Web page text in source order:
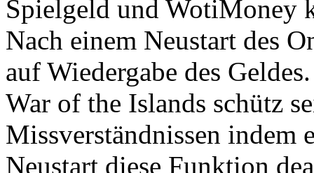
Spielgeld und WotiMoney
Nach einem Neustart des
auf Wiedergabe des Geldes.
War of the Islands schütz
Missverständnissen indem
Neustart diese Funktion